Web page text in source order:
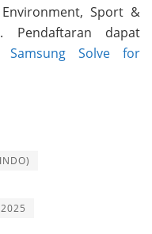
Sport &
Pendaftaran dapat
Samsung Solve for